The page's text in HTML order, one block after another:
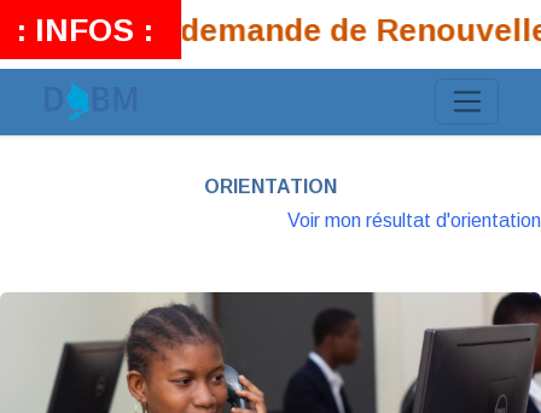
que la demande de
ORIENTATION
Voir mon résultat d'orientation